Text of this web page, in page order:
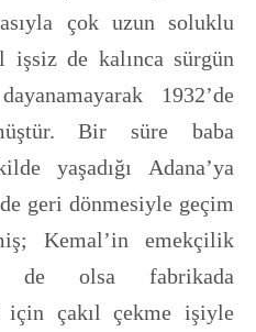
çok uzun soluklu
işsiz de kalınca sürgün
1932’de
Bir süre baba
yaşadığı Adana’ya
geri dönmesiyle geçim
Kemal’in emekçilik
de olsa fabrikada
için çakıl çekme işiyle